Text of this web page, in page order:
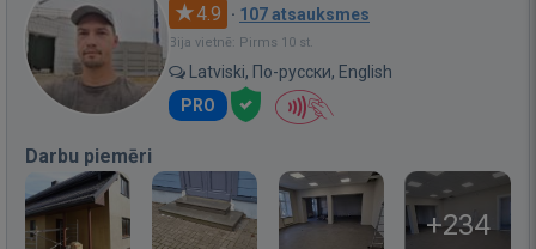
4.9 · 107 atsauksmes
Bija vietnē: Pirms 10 st.
Latviski, По-русски, English
PRO
Darbu piemēri
+234